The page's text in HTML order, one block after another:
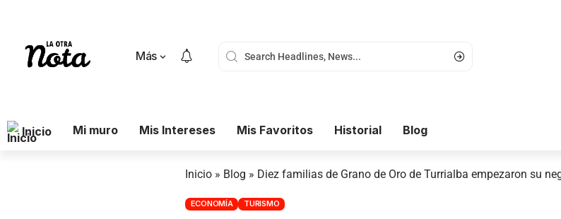
Más
Inicio Mi muro Mis Intereses Mis Favoritos Historial Blog
Inicio » Blog » Diez familias de Grano de Oro de Turrialba empezaron su
ECONOMÍA TURISMO